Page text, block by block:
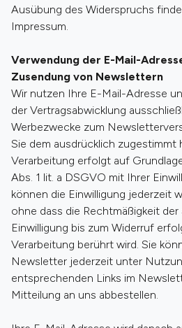
Ausübung des Widerspruchs
Impressum.
Verwendung der E-Mail-
Zusendung von Newslettern
Wir nutzen Ihre E-Mail-Adresse
der Vertragsabwicklung
Werbezwecke zum
Sie dem ausdrücklich zugestimmt
Verarbeitung erfolgt auf
Abs. 1 lit. a DSGVO mit Ihrer
können die Einwilligung jederzeit
ohne dass die Rechtmäßigkeit
Einwilligung bis zum Widerruf
Verarbeitung berührt wird. Sie
Newsletter jederzeit unter
entsprechenden Links im
Mitteilung an uns abbestellen.